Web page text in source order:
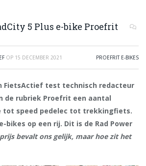
5 Plus e-bike Proefrit
OP 15 DECEMBER 2021 PROEFRIT E-BIKES
FietsActief test technisch redacteur
de rubriek Proefrit een aantal
tot speed pedelec tot trekkingfiets.
bikes op een rij. Dit is de Rad Power
bevalt ons gelijk, maar hoe zit het